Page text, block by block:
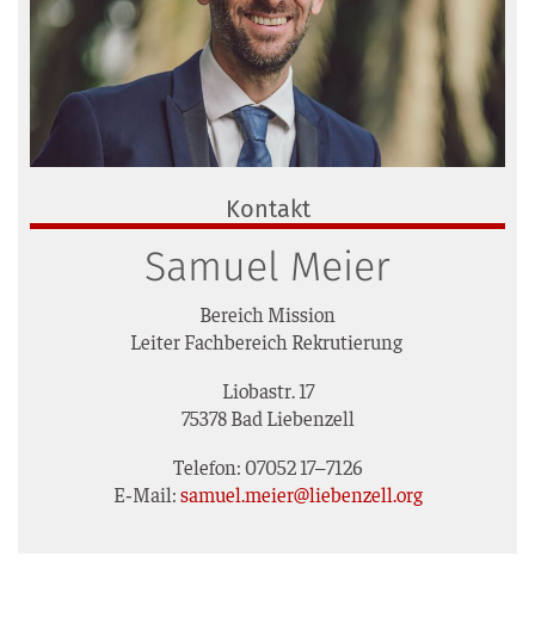
Kontakt
Samuel Meier
Bereich Mis­si­on
Lei­ter Fach­be­reich Rekrutierung
Lio­bastr. 17
75378 Bad Liebenzell
Tele­fon: 07052 17–7126
E‑Mail:samuel.meier@liebenzell.org